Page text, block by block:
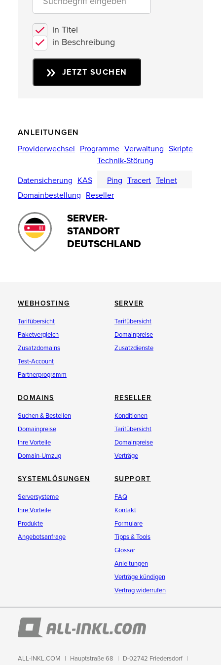
in Titel
in Beschreibung
JETZT SUCHEN
ANLEITUNGEN
Providerwechsel Programme Verwaltung Skripte
Datensicherung KAS
Technik-Störung
Ping Tracert Telnet
Domainbestellung Reseller
SERVER-
STANDORT
DEUTSCHLAND
WEBHOSTING
Tarifübersicht
Paketvergleich
Zusatzdomains
Test-Account
Partnerprogramm
SERVER
Tarifübersicht
Domainpreise
Zusatzdienste
DOMAINS
Suchen & Bestellen
Domainpreise
Ihre Vorteile
Domain-Umzug
RESELLER
Konditionen
Tarifübersicht
Domainpreise
Verträge
SYSTEMLÖSUNGEN
Serversysteme
Ihre Vorteile
Produkte
Angebotsanfrage
SUPPORT
FAQ
Kontakt
Formulare
Tipps & Tools
Glossar
Anleitungen
Verträge kündigen
Vertrag widerrufen
ALL-INKL.COM Hauptstraße 68 D-02742 Friedersdorf